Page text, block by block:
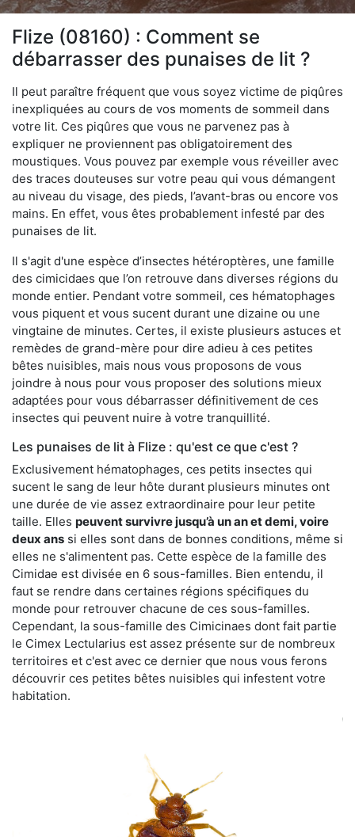
Flize (08160) : Comment se
débarrasser des punaises de lit ?
Il peut paraître fréquent que vous soyez victime de piqûres
inexpliquées au cours de vos moments de sommeil dans
votre lit. Ces piqûres que vous ne parvenez pas à
expliquer ne proviennent pas obligatoirement des
moustiques. Vous pouvez par exemple vous réveiller avec
des traces douteuses sur votre peau qui vous démangent
au niveau du visage, des pieds, l’avant-bras ou encore vos
mains. En effet, vous êtes probablement infesté par des
punaises de lit.
Il s'agit d'une espèce d’insectes hétéroptères, une famille
des cimicidaes que l’on retrouve dans diverses régions du
monde entier. Pendant votre sommeil, ces hématophages
vous piquent et vous sucent durant une dizaine ou une
vingtaine de minutes. Certes, il existe plusieurs astuces et
remèdes de grand-mère pour dire adieu à ces petites
bêtes nuisibles, mais nous vous proposons de vous
joindre à nous pour vous proposer des solutions mieux
adaptées pour vous débarrasser définitivement de ces
insectes qui peuvent nuire à votre tranquillité.
Les punaises de lit à Flize : qu'est ce que c'est ?
Exclusivement hématophages, ces petits insectes qui
sucent le sang de leur hôte durant plusieurs minutes ont
une durée de vie assez extraordinaire pour leur petite
taille. Elles peuvent survivre jusqu’à un an et demi, voire
deux ans si elles sont dans de bonnes conditions, même si
elles ne s'alimentent pas. Cette espèce de la famille des
Cimidae est divisée en 6 sous-familles. Bien entendu, il
faut se rendre dans certaines régions spécifiques du
monde pour retrouver chacune de ces sous-familles.
Cependant, la sous-famille des Cimicinaes dont fait partie
le Cimex Lectularius est assez présente sur de nombreux
territoires et c'est avec ce dernier que nous vous ferons
découvrir ces petites bêtes nuisibles qui infestent votre
habitation.